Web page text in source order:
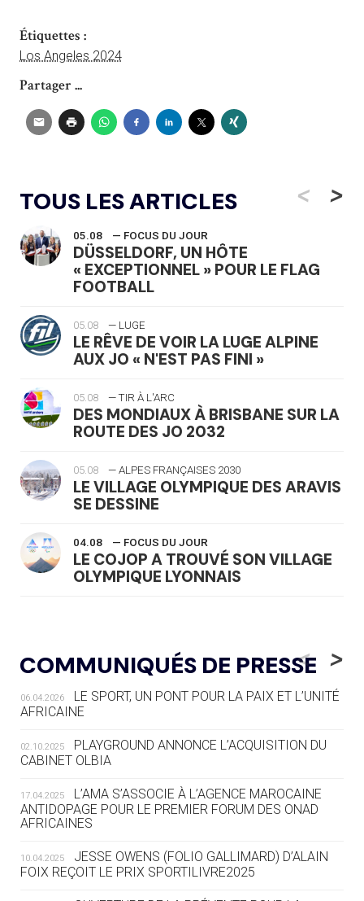
Étiquettes :
Los Angeles 2024
Partager ...
TOUS LES ARTICLES <
05.08 — FOCUS DU JOUR
DÜSSELDORF, UN HÔTE
« EXCEPTIONNEL » POUR LE FLAG
FOOTBALL
05.08 — LUGE
LE RÊVE DE VOIR LA LUGE ALPINE
AUX JO « N'EST PAS FINI »
05.08 — TIR À L'ARC
DES MONDIAUX À BRISBANE SUR LA
ROUTE DES JO 2032
05.08 — ALPES FRANÇAISES 2030
LE VILLAGE OLYMPIQUE DES ARAVIS
SE DESSINE
04.08 — FOCUS DU JOUR
LE COJOP A TROUVÉ SON VILLAGE
OLYMPIQUE LYONNAIS
« L'ALLEMAGNE PEUT DÉMONTRER
COMMENT ORGANISER DES JO
RESPONSABLES »
04.08
LA FIE LANCE LES GRANDES
MANŒUVRES EN VUE DES JO
04.08 — DAKAR 2026
DES FRESQUES CÉLÈBRENT LES JOJ
« PARIS 2024 M'A INSPIRÉ POUR
CRÉER UN PERSONNAGE »
>
COMMUNIQUÉS DE PRESSE
<
06.04.2026
LE SPORT, UN PONT POUR LA PAIX ET L’UNITÉ
AFRICAINE
02.10.2025
PLAYGROUND ANNONCE L’ACQUISITION DU
CABINET OLBIA
17.04.2025
L’AMA S’ASSOCIE À L’AGENCE MAROCAINE
ANTIDOPAGE POUR LE PREMIER FORUM DES ONAD
AFRICAINES
10.04.2025
JESSE OWENS (FOLIO GALLIMARD) D’ALAIN
FOIX REÇOIT LE PRIX SPORTILIVRE2025
>